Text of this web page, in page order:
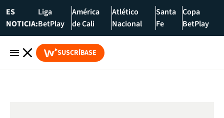
ES
NOTICIA:
Liga
BetPlay
América
de Cali
Atlético
Nacional
Santa
Fe
Copa
BetPlay
SUSCRÍBASE